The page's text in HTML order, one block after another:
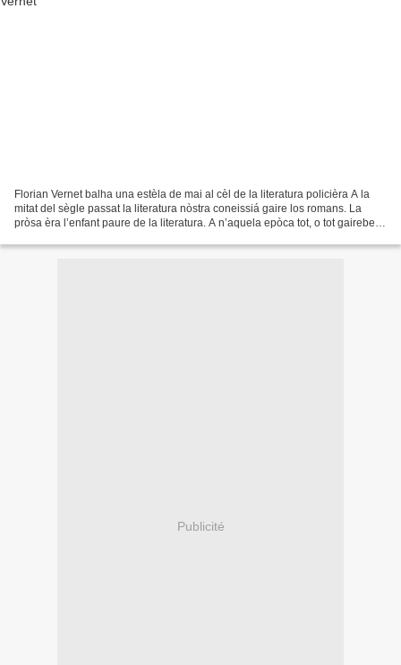
Florian Vernet balha una estèla de mai al cèl de la literatura policièra A la
mitat del sègle passat la literatura nòstra coneissiá gaire los romans. La
pròsa èra l’enfant paure de la literatura. A n’aquela epòca tot, o tot gaireben
Publicité